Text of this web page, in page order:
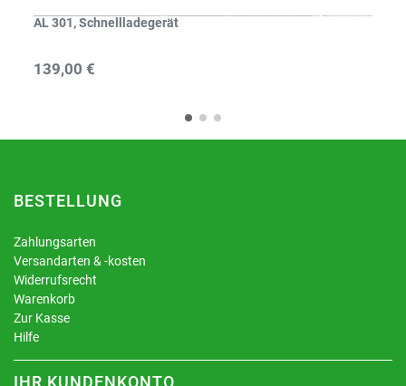
AL 301, Schnellladegerät
139,00 €
BESTELLUNG
Zahlungsarten
Versandarten & -kosten
Widerrufsrecht
Warenkorb
Zur Kasse
Hilfe